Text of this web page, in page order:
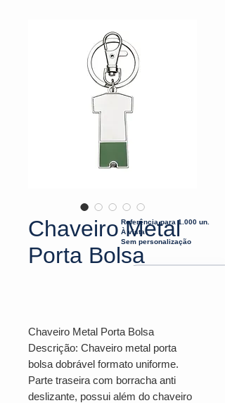
Chaveiro Metal
Porta Bolsa
Chaveiro Metal Porta Bolsa
Descrição: Chaveiro metal porta
bolsa dobrável formato uniforme.
Parte traseira com borracha anti
deslizante, possui além do chaveiro
Referência para 1.000 un.
À vista
Sem personalização